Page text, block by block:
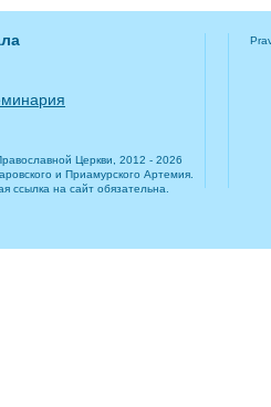
Церкви, 2012 - 2026
и Приамурского Артемия.
ссылка на сайт обязательна.